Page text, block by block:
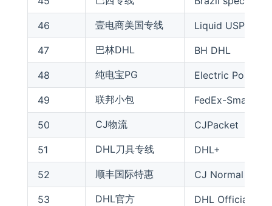
46 壹电商美国专线 Liquid USPS
47 巴林DHL BH DHL
48 纯电宝PG Electric PostNL
49 联邦小包 FedEx-
50 CJ物流 CJPacket
51 DHL刀具专线 DHL+
52 顺丰国际特惠 CJ Normal
53 DHL官方
DHL Official